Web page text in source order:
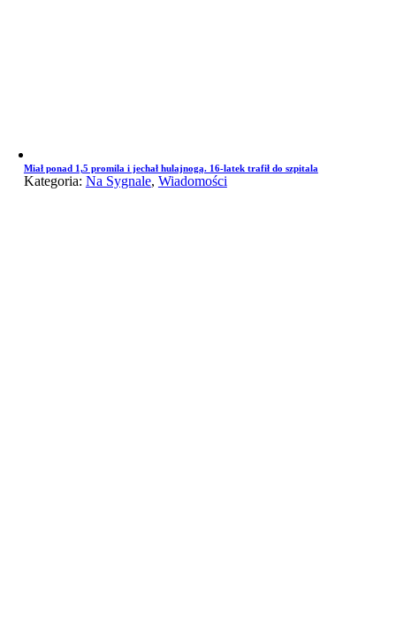
Miał ponad 1,5 promila i jechał hulajnogą. 16-latek trafił do szpitala
Kategoria: Na Sygnale, Wiadomości